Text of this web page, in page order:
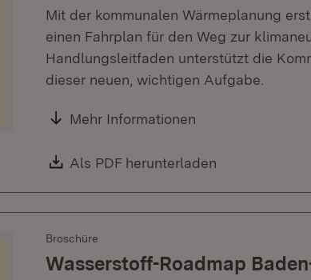
Mit der kommunalen Wärmeplanung
einen Fahrplan für den Weg zur
Handlungsleitfaden unterstützt die
dieser neuen, wichtigen Aufgabe.
Mehr Informationen
Download:
Als PDF herunterladen
Broschüre
Wasserstoff-Roadmap